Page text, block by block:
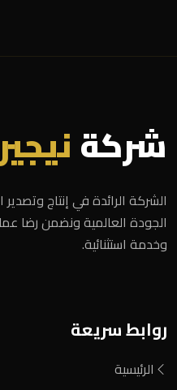
شركة
الشركة الرائدة في إنتاج
الجودة العالمية ونضمن رضا
وخدمة استثنائية.
روابط سريعة
الرئيسية